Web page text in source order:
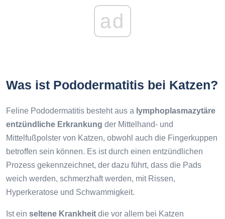
ad
Was ist Pododermatitis bei Katzen?
Feline Pododermatitis besteht aus a lymphoplasmazytäre
entzündliche Erkrankung der Mittelhand- und
Mittelfußpolster von Katzen, obwohl auch die Fingerkuppen
betroffen sein können. Es ist durch einen entzündlichen
Prozess gekennzeichnet, der dazu führt, dass die Pads
weich werden, schmerzhaft werden, mit Rissen,
Hyperkeratose und Schwammigkeit.
Ist ein seltene Krankheit die vor allem bei Katzen